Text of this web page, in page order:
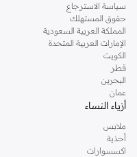
سياسة الاسترجاع
حقوق المستهلك
المملكة العربية السعودية
الإمارات العربية المتحدة
الكويت
قطر
البحرين
عمان
أزياء النساء
ملابس
أحذية
اكسسوارات